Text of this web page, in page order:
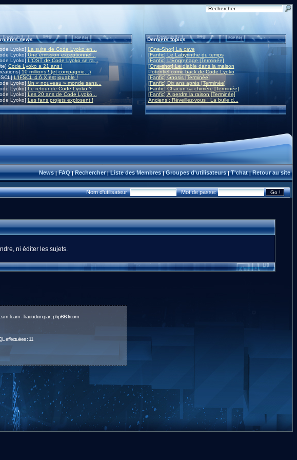
news
Lyoko] La suite de Code Lyoko en...
Lyoko]Une émission exceptionnel...
Lyoko] L'OST de Code Lyoko se ra...
Code Lyoko a 21 ans !
10 millions ! (et compagnie...)
L'IFSCL 4.6.X est jouable !
Lyoko] Un « nouveau » monde sans...
Lyoko] Le retour de Code Lyoko ?
Lyoko] Les 20 ans de Code Lyoko...
Lyoko] Les fans projets explosent !
Derniers topics
[One-Shot] La cave
[Fanfic] Le Labyrinthe du temps
[Fanfic] L'Engrenage [Terminée]
[One-shot] Le diable dans la maison
Potentiel come back de Code Lyoko
[Fanfic] Gnosis [Terminée]
[Fanfic] Dix ans après [Terminée]
[Fanfic] Chacun sa chimère [Terminée]
[Fanfic] À perdre la raison [Terminée]
Anciens : Réveillez-vous ! La bulle d...
News|FAQ|Rechercher|Liste des Membres|Groupes d'utilisateurs|T'chat|Retour au site
Nom d'utilisateur: Mot de passe:
ni éditer les sujets.
Team - Traduction par :phpBB-fr.com
effectuées : 11